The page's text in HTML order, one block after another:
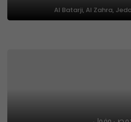
Al Batarji, Al Zahra,